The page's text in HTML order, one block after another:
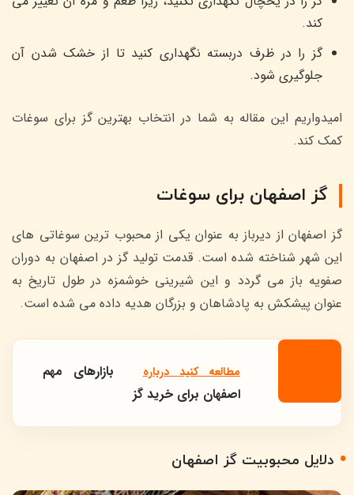
کند.
گز را در ظرف دربسته نگهداری کنید تا از خشک شدن آن
جلوگیری شود.
امیدواریم این مقاله به شما در انتخاب بهترین گز برای سوغات
کمک کند.
گز اصفهان برای سوغات
گز اصفهان از دیرباز به عنوان یکی از محبوب ترین سوغاتی های
این شهر شناخته شده است. قدمت تولید گز در اصفهان به دوران
صفویه باز می گردد و این شیرینی خوشمزه در طول تاریخ به
عنوان پیشکش به پادشاهان و بزرگان هدیه داده می شده است.
مطالعه کنید درباره‌
بازارهای مهم
اصفهان برای خرید گز
دلایل محبوبیت گز اصفهان